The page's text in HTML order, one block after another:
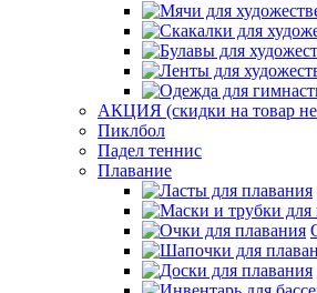
АКЦИЯ (скидки на товар не
Пиклбол
Падел теннис
Плавание